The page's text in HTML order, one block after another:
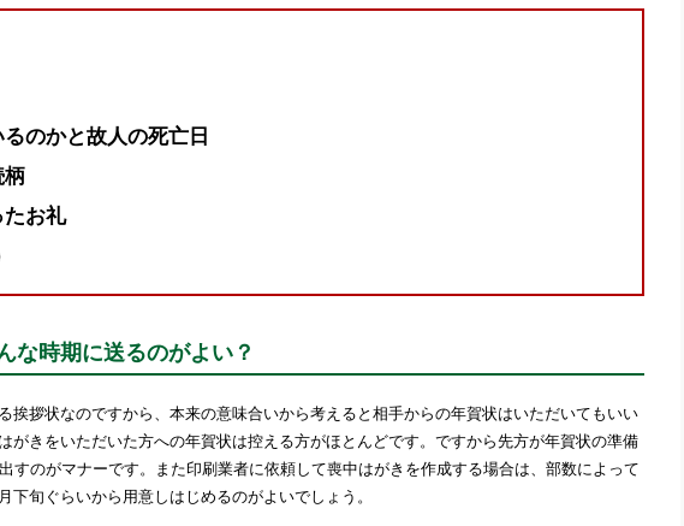
のかと故人の死亡日
柄
お礼
な時期に送るのがよい？
挨拶状なのですから、本来の意味合いから考えると相手からの年賀状はいただいてもいい
がきをいただいた方への年賀状は控える方がほとんどです。ですから先方が年賀状の準備
すのがマナーです。また印刷業者に依頼して喪中はがきを作成する場合は、部数によって
下旬ぐらいから用意しはじめるのがよいでしょう。